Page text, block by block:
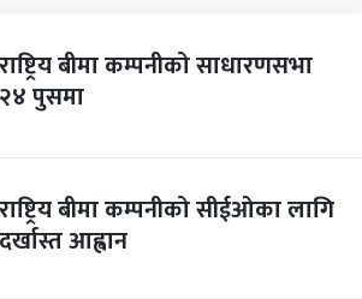
राष्ट्रिय बीमा कम्पनीको साधारणसभा
२४ पुसमा
राष्ट्रिय बीमा कम्पनीको सीईओका लागि
दर्खास्त आह्वान